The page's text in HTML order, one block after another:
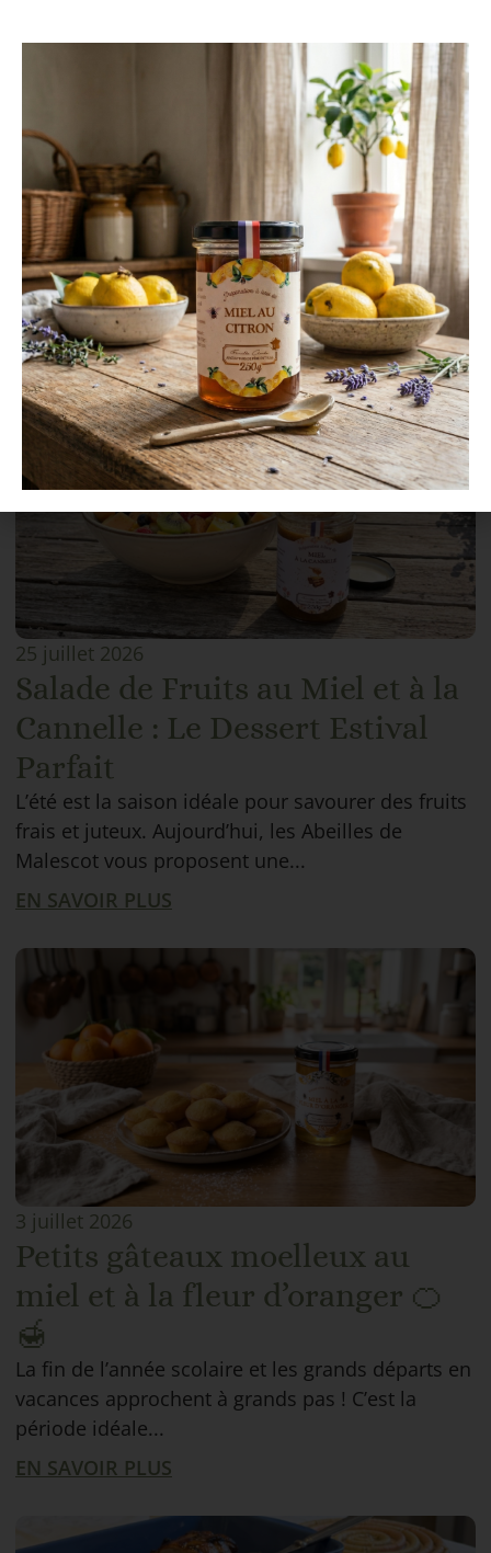
29 juillet 2026
Le pollen, la pépite méconnue
de la ruche
Au cœur de la ruche, le miel et la gelée royale
volent souvent la vedette. Pourtant, un autre
trésor naturel...
EN SAVOIR PLUS
25 juillet 2026
Salade de Fruits au Miel et à la
Cannelle : Le Dessert Estival
Parfait
L’été est la saison idéale pour savourer des fruits
frais et juteux. Aujourd’hui, les Abeilles de
Malescot vous proposent une...
EN SAVOIR PLUS
3 juillet 2026
Petits gâteaux moelleux au
miel et à la fleur d’oranger 🍊
🍯
La fin de l’année scolaire et les grands départs en
vacances approchent à grands pas ! C’est la
période idéale...
EN SAVOIR PLUS